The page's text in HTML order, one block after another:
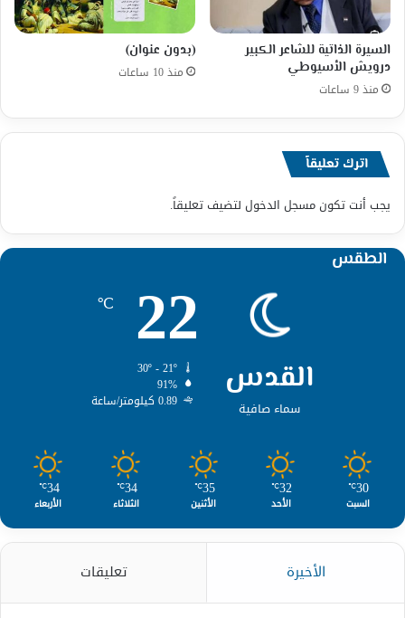
السيرة الذاتية للشاعر الكبير
درويش الأسيوطي
منذ 9 ساعات
(بدون عنوان)
منذ 10 ساعات
اترك تعليقاً
يجب أنت تكونمسجل الدخول لتضيف تعليقاً.
الطقس
القدس
سماء صافية
22
℃
91%
0.89 كيلومتر/ساعة
30
℃
السبت
32
℃
الأحد
35
℃
الأثنين
34
℃
الثلاثاء
34
℃
الأربعاء
الأخيرة تعليقات